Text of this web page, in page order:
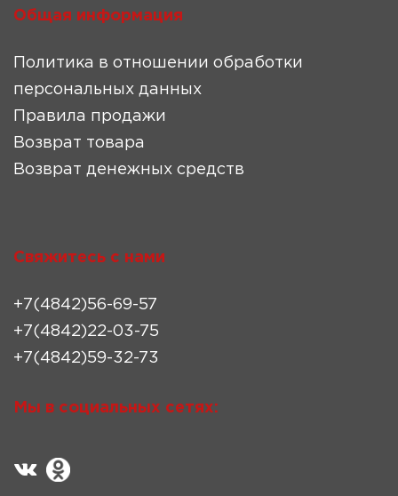
Общая информация
Политика в отношении обработки
персональных данных
Правила продажи
Возврат товара
Возврат денежных средств
Свяжитесь с нами
+7(4842)56-69-57
+7(4842)22-03-75
+7(4842)59-32-73
Мы в социальных сетях: